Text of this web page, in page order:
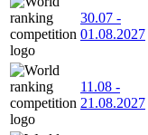
30.07 -
01.08.2027
11.08 -
21.08.2027